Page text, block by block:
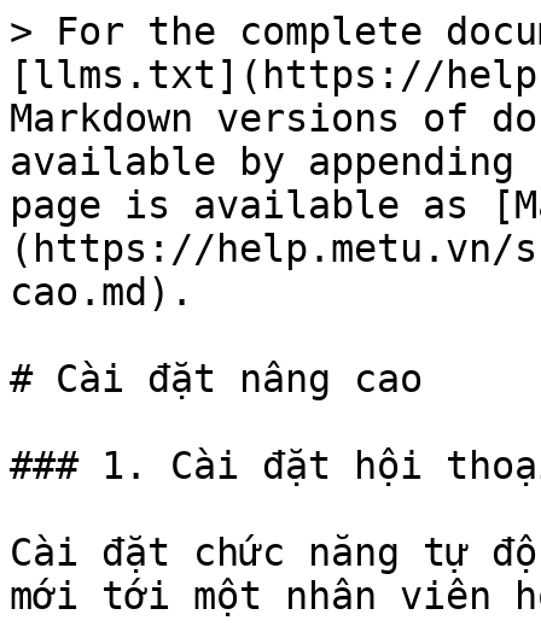
> For the complete
[llms.txt](https://
Markdown versions of
available by
page is available as
(https://help.metu.vn/
cao.md).
# Cài đặt nâng cao
### 1. Cài đặt hội
Cài đặt chức năng tự
mới tới một nhân viên